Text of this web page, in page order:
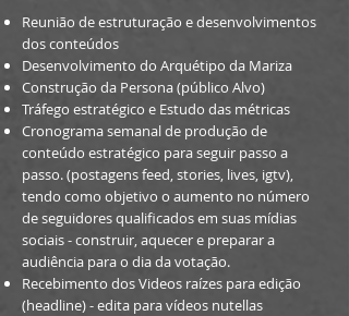
Reunião de estruturação e desenvolvimentos
dos conteúdos
Desenvolvimento do Arquétipo da Mariza
Construção da Persona (público Alvo)
Tráfego estratégico e Estudo das métricas
Cronograma semanal de produção de
conteúdo estratégico para seguir passo a
passo. (postagens feed, stories, lives, igtv),
tendo como objetivo o aumento no número
de seguidores qualificados em suas mídias
sociais - construir, aquecer e preparar a
audiência para o dia da votação.
Recebimento dos Videos raízes para edição
(headline) - edita para vídeos nutellas